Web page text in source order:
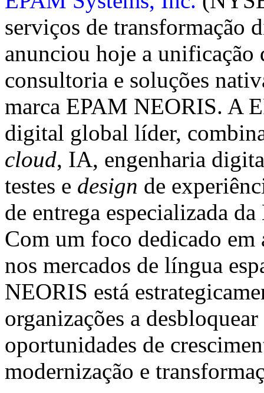
serviços de transformação
anunciou hoje a unificação
consultoria e soluções
marca EPAM NEORIS. A
digital global líder,
cloud, IA, engenharia
testes e design de
de entrega especializada
Com um foco dedicado em
nos mercados de língua
NEORIS está
organizações a
oportunidades de
modernização e